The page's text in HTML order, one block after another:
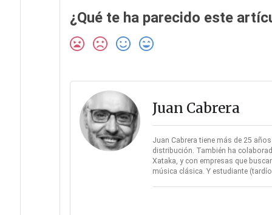
¿Qué te ha parecido este
Juan Cabrera
Juan Cabrera tiene más de 25
distribución. También ha
Xataka, y con empresas que
música clásica. Y estudiante